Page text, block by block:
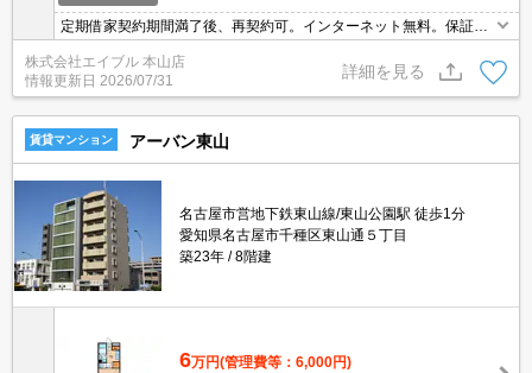
定期借家契約期間満了後、再契約可。インターネット無料。保証会
社加入要(初回月額総額50%、月次保証料1,790円)。退去時修繕費3
3,000円。
株式会社エイブル 本山店
情報更新日 2026/07/31
詳細を見る
賃貸マンション アーバン東山
名古屋市営地下鉄東山線/東山公園駅 徒歩1分
愛知県名古屋市千種区東山通５丁目
築23年
8階建
6万円(管理費等：6,000円)